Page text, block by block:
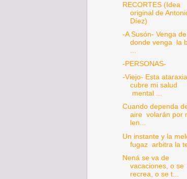
RECORTES (Idea
original de
Díez)
-A Susón- Venga de
donde venga la
...
-PERSONAS-
-Viejo- Esta ataraxia
cubre mi salud
mental ...
Cuando dependa
aire volarán por
len...
Un instante y la
fugaz arbitra la
Nená se va de
vacaciones, o se
recrea, o se t...